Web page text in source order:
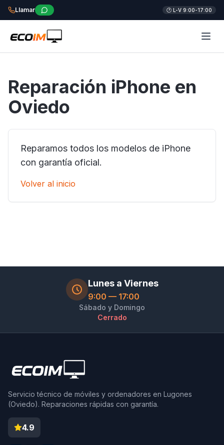
Llamar 🕐 L-V 9:00-17:00
Reparación iPhone en
Oviedo
Reparamos todos los modelos de iPhone
con garantía oficial.
Volver al inicio
Lunes a Viernes
9:00 — 17:00
Sábado y Domingo
Cerrado
Servicio técnico de móviles y ordenadores en Lugones
(Oviedo). Reparaciones rápidas con garantía.
4.9